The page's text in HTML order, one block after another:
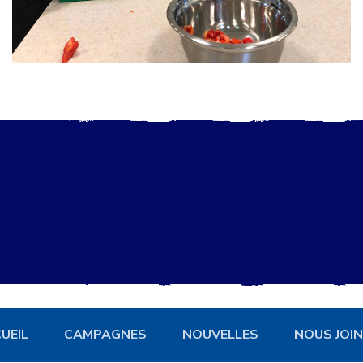
CAMPAGNES NOUVELLES NOUS